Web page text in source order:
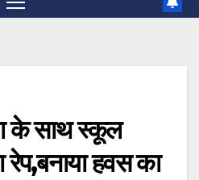
के साथ स्कूल
हवस का